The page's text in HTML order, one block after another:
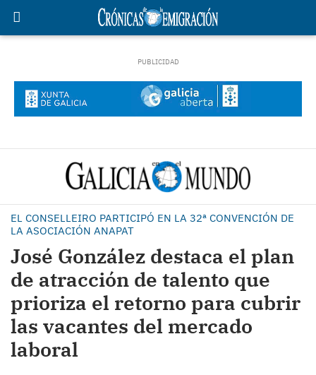
EL CONSELLEIRO PARTICIPÓ EN LA 32ª CONVENCIÓN DE
LA ASOCIACIÓN ANAPAT
José González destaca el plan
de atracción de talento que
prioriza el retorno para cubrir
las vacantes del mercado
laboral